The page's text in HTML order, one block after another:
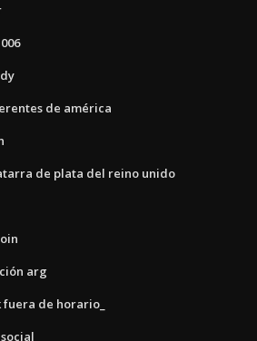
de américa
de plata del reino unido
arg
de horario_